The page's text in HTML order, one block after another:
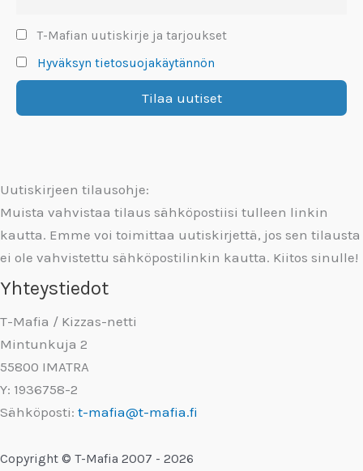
T-Mafian uutiskirje ja tarjoukset
Hyväksyn tietosuojakäytännön
Uutiskirjeen tilausohje:
Muista vahvistaa tilaus sähköpostiisi tulleen linkin
kautta. Emme voi toimittaa uutiskirjettä, jos sen tilausta
ei ole vahvistettu sähköpostilinkin kautta. Kiitos sinulle!
Yhteystiedot
T-Mafia / Kizzas-netti
Mintunkuja 2
55800 IMATRA
Y: 1936758-2
Sähköposti: t-mafia@t-mafia.fi
Copyright © T-Mafia 2007 - 2026